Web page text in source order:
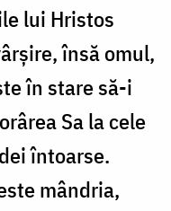
lui Hristos
însă omul,
în stare să-i
Sa la cele
întoarse.
mândria,